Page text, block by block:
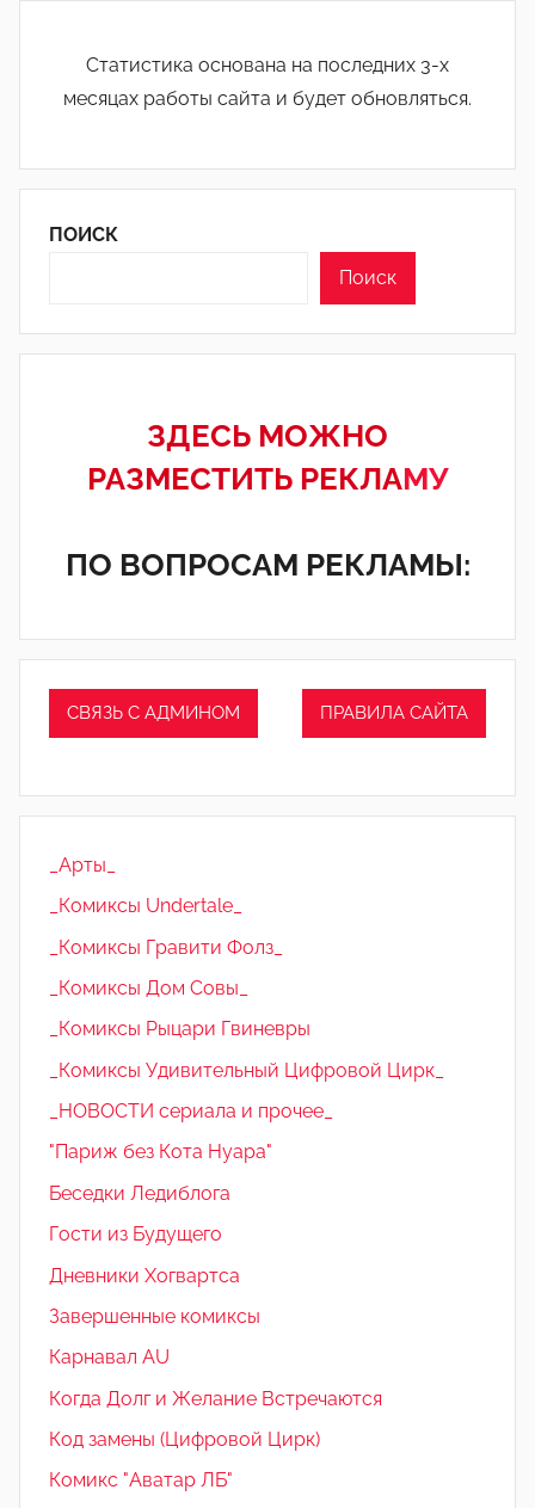
Статистика основана на последних 3-х
месяцах работы сайта и будет обновляться.
ПОИСК
Поиск
ЗДЕСЬ МОЖНО
РАЗМЕСТИТЬ РЕКЛАМУ
ПО ВОПРОСАМ РЕКЛАМЫ:
СВЯЗЬ С АДМИНОМ ПРАВИЛА САЙТА
_Арты_
_Комиксы Undertale_
_Комиксы Гравити Фолз_
_Комиксы Дом Совы_
_Комиксы Рыцари Гвиневры
_Комиксы Удивительный Цифровой Цирк_
_НОВОСТИ сериала и прочее_
"Париж без Кота Нуара"
Беседки Ледиблога
Гости из Будущего
Дневники Хогвартса
Завершенные комиксы
Карнавал AU
Когда Долг и Желание Встречаются
Код замены (Цифровой Цирк)
Комикс "Аватар ЛБ"